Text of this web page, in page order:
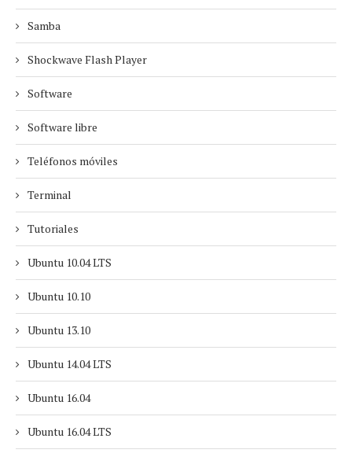
Samba
Shockwave Flash Player
Software
Software libre
Teléfonos móviles
Terminal
Tutoriales
Ubuntu 10.04 LTS
Ubuntu 10.10
Ubuntu 13.10
Ubuntu 14.04 LTS
Ubuntu 16.04
Ubuntu 16.04 LTS